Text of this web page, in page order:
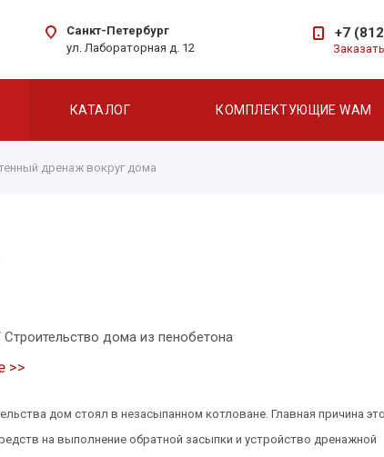
Санкт-Петербург
ул. Лабораторная д. 12
+7
КАТАЛОГ КОМПЛЕКТУЮЩИЕ WAM
дренаж вокруг дома
Строительство дома из пенобетона
>>
дом стоял в незасыпанном котловане. Главная причина
на выполнение обратной засыпки и устройство дренажной